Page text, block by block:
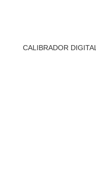
CALIBRADOR DIGITAL